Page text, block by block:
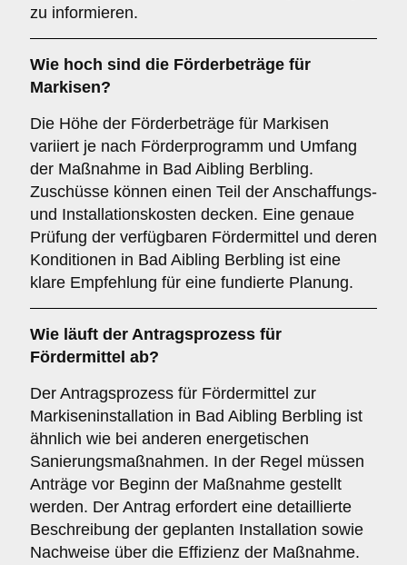
zu informieren.
Wie hoch sind die Förderbeträge für
Markisen?
Die Höhe der Förderbeträge für Markisen
variiert je nach Förderprogramm und Umfang
der Maßnahme in Bad Aibling Berbling.
Zuschüsse können einen Teil der Anschaffungs-
und Installationskosten decken. Eine genaue
Prüfung der verfügbaren Fördermittel und deren
Konditionen in Bad Aibling Berbling ist eine
klare Empfehlung für eine fundierte Planung.
Wie läuft der Antragsprozess für
Fördermittel ab?
Der Antragsprozess für Fördermittel zur
Markiseninstallation in Bad Aibling Berbling ist
ähnlich wie bei anderen energetischen
Sanierungsmaßnahmen. In der Regel müssen
Anträge vor Beginn der Maßnahme gestellt
werden. Der Antrag erfordert eine detaillierte
Beschreibung der geplanten Installation sowie
Nachweise über die Effizienz der Maßnahme.